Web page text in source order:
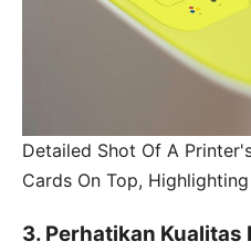
Detailed Shot Of A
Cards On Top,
3. Perhatikan Kualitas